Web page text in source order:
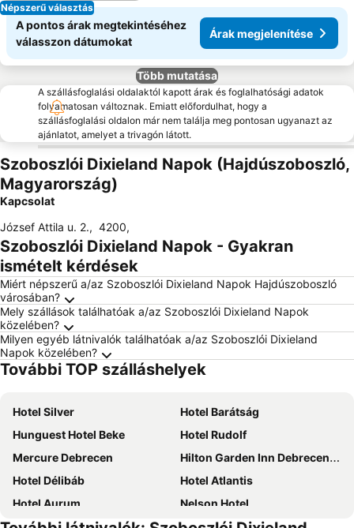
Népszerű választás
A pontos árak megtekintéséhez
válasszon dátumokat
Árak megjelenítése
Több mutatása
A szállásfoglalási oldalaktól kapott árak és foglalhatósági adatok
folyamatosan változnak. Emiatt előfordulhat, hogy a
szállásfoglalási oldalon már nem találja meg pontosan ugyanazt az
ajánlatot, amelyet a trivagón látott.
Szoboszlói Dixieland Napok (Hajdúszoboszló,
Magyarország)
Kapcsolat
József Attila u. 2., 4200,
Szoboszlói Dixieland Napok - Gyakran
ismételt kérdések
Miért népszerű a/az Szoboszlói Dixieland Napok Hajdúszoboszló
városában?
Mely szállások találhatóak a/az Szoboszlói Dixieland Napok
közelében?
Milyen egyéb látnivalók találhatóak a/az Szoboszlói Dixieland
Napok közelében?
További TOP szálláshelyek
Hotel Silver
Hotel Barátság
Hunguest Hotel Beke
Hotel Rudolf
Mercure Debrecen
Hilton Garden Inn Debrecen City Center
Hotel Délibáb
Hotel Atlantis
Hotel Aurum
Nelson Hotel